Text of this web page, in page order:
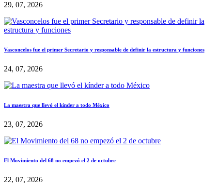
29, 07, 2026
Vasconcelos fue el primer Secretario y responsable de definir la estructura y funciones
24, 07, 2026
La maestra que llevó el kínder a todo México
23, 07, 2026
El Movimiento del 68 no empezó el 2 de octubre
22, 07, 2026